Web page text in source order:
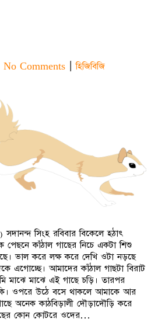
No Comments |হিজিবিজি
সিংহ রবিবার বিকেলে হঠাৎ
পেছনে কাঁঠাল গাছের নিচে একটা শিশু
ভাল করে লক্ষ করে দেখি ওটা নড়ছে
এগোচ্ছে। আমাদের কাঁঠাল গাছটা বিরাট
মাঝে এই গাছে চড়ি। তারপর
ওপরে উঠে বসে থাকলে আমাকে আর
অনেক কাঠবিড়ালী দৌড়াদৌড়ি করে
কোন কোটরে ওদের…